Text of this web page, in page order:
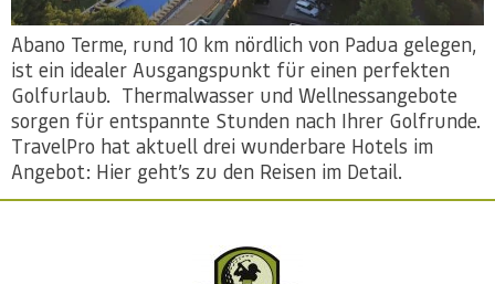
Abano Terme, rund 10 km nördlich von Padua gelegen,
ist ein idealer Ausgangspunkt für einen perfekten
Golfurlaub. Thermalwasser und Wellnessangebote
sorgen für entspannte Stunden nach Ihrer Golfrunde.
TravelPro hat aktuell drei wunderbare Hotels im
Angebot: Hier geht’s zu den Reisen im Detail.